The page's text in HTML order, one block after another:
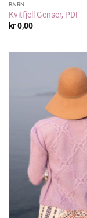
BARN
Kvitfjell Genser, PDF
kr0,00